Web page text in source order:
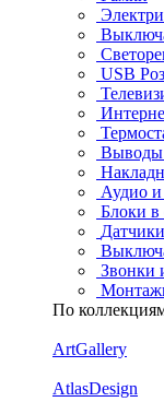
USB
Выводы
Аудио
Блоки в
Звонки
По
ArtGallery
AtlasDesign